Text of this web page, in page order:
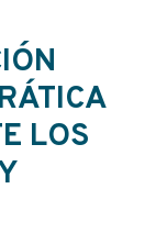
LOS